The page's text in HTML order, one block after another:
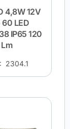
4,8W 12V
60 LED
IP65 120
Lm
2304.1